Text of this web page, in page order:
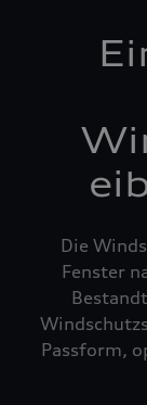
Die
Fenster
Passform,